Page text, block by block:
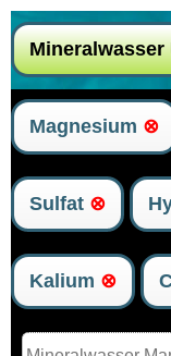
Magnesium ⊗
Sulfat ⊗
Kalium ⊗